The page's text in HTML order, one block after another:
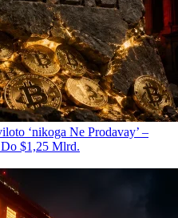
‘nikoga Ne Prodavay’ –
$1,25 Mlrd.